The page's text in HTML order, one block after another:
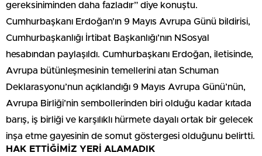
gereksiniminden daha fazladır” diye konuştu.
Cumhurbaşkanı Erdoğan’ın 9 Mayıs Avrupa Günü bildirisi,
Cumhurbaşkanlığı İrtibat Başkanlığı’nın NSosyal
hesabından paylaşıldı. Cumhurbaşkanı Erdoğan, iletisinde,
Avrupa bütünleşmesinin temellerini atan Schuman
Deklarasyonu’nun açıklandığı 9 Mayıs Avrupa Günü’nün,
Avrupa Birliği’nin sembollerinden biri olduğu kadar kıtada
barış, iş birliği ve karşılıklı hürmete dayalı ortak bir gelecek
inşa etme gayesinin de somut göstergesi olduğunu belirtti.
HAK ETTİĞİMİZ YERİ ALAMADIK